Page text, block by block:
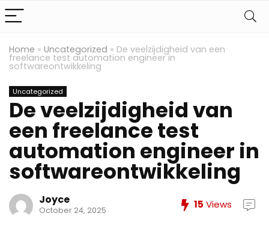
Home » Uncategorized » De veelzijdigheid van een
freelance test automation engineer in
softwareontwikkeling
Uncategorized
De veelzijdigheid van
een freelance test
automation engineer in
softwareontwikkeling
Joyce
October 24, 2025 15 Views